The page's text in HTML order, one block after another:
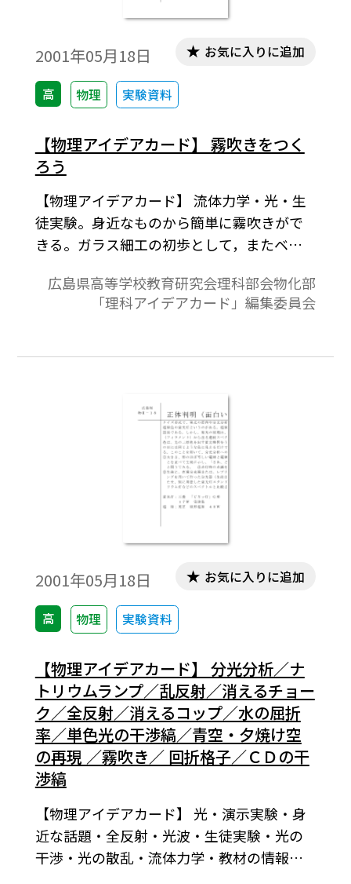
電界と磁界の振動は空間を伝わります。この
波が電磁波です。この電磁波が真空中を伝わ
る速度は光速と同じです。
2001年05月18日
高 物理 実験資料
お気に入りに追加
【物理アイデアカード】 霧吹きをつく
ろう
【物理アイデアカード】 流体力学・光・生
徒実験。身近なものから簡単に霧吹きがで
きる。ガラス細工の初歩として，またベル
作した霧吹きで人口の虹を観察できるの
で，光の単元の興味付けとしても効果があ
先人の偉大さにも気付かせたい。広島県高
イデアカード」編集委員会 物理班作成「理
科アイデアカード・物理編第Ⅲ集」より。
広島県高等学校教育研究会理科部会物化部
「理科アイデアカード」編集委員会
2001年05月18日
高 物理 実験資料
お気に入りに追加
【物理アイデアカード】 分光分析／ナ
トリウムランプ／乱反射／消えるチョー
ク／全反射／消えるコップ／水の屈折
率／単色光の干渉縞／青空・夕焼け空
の再現 ／霧吹き／ 回折格子／ＣＤの干
渉縞
【物理アイデアカード】 光・演示実験・身
近な話題・全反射・光波・生徒実験・光の
干渉・光の散乱・流体力学・教材の情報・